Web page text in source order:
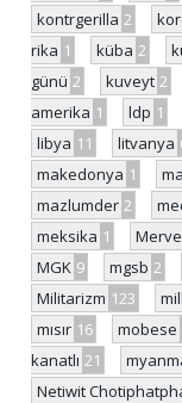
kontrgerilla 2
rika 1 küba 2
günü 2 kuveyt 2
amerika 1 ldp 1
libya 11 litvanya
makedonya 1
mazlumder 2
meksika 1
MGK 9 mgsb 2
Militarizm 123
mısır 16 mobese
kanatlı 21
Netiwit